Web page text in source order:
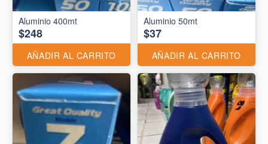
Aluminio 400mt
$248
AÑADIR AL CARRITO
Aluminio 50mt
$37
AÑADIR AL CARRITO